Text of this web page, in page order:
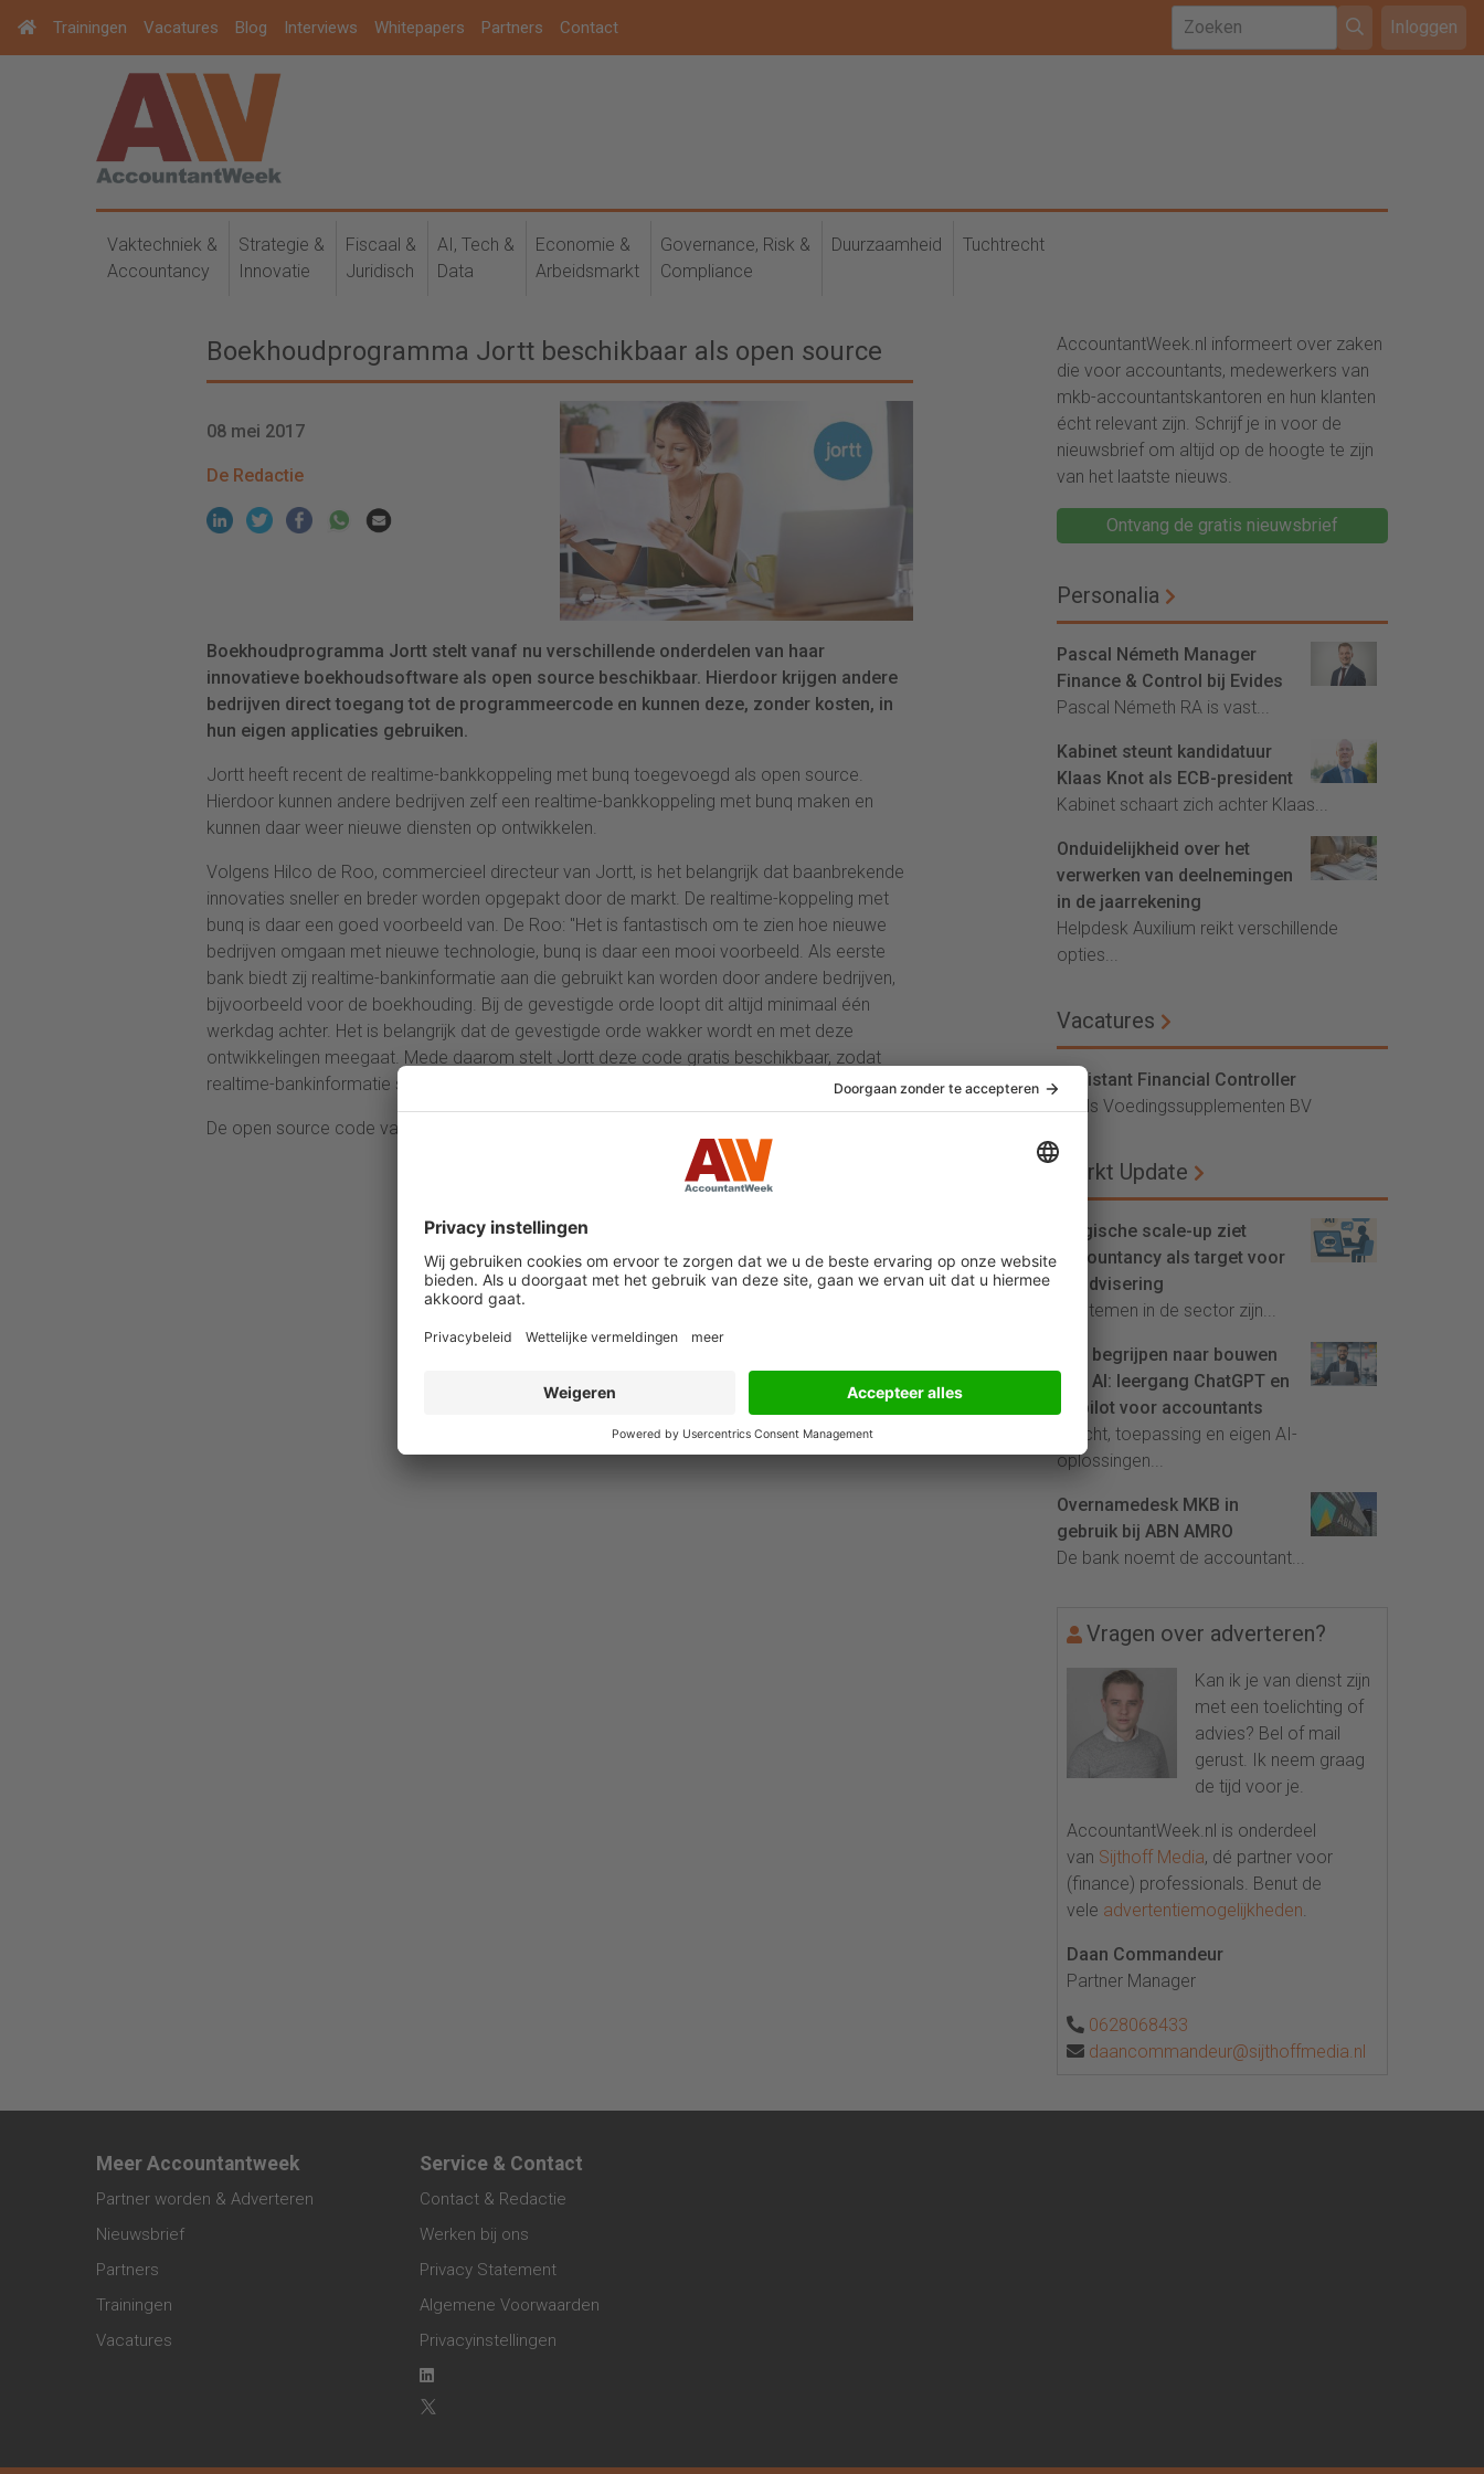
Trainingen Vacatures Blog Interviews Whitepapers Partners Contact Inloggen
Vaktechniek &
Accountancy
Strategie &
Innovatie
Fiscaal &
Juridisch
AI, Tech &
Data
Economie &
Arbeidsmarkt
Governance, Risk &
Compliance
Duurzaamheid Tuchtrecht
Boekhoudprogramma Jortt beschikbaar als open source
08 mei 2017
De Redactie
Boekhoudprogramma Jortt stelt vanaf nu verschillende onderdelen van haar
innovatieve boekhoudsoftware als open source beschikbaar. Hierdoor krijgen andere
bedrijven direct toegang tot de programmeercode en kunnen deze, zonder kosten, in
hun eigen applicaties gebruiken.
Jortt heeft recent de realtime-bankkoppeling met bunq toegevoegd als open source.
Hierdoor kunnen andere bedrijven zelf een realtime-bankkoppeling met bunq maken en
kunnen daar weer nieuwe diensten op ontwikkelen.
Volgens Hilco de Roo, commercieel directeur van Jortt, is het belangrijk dat baanbrekende
innovaties sneller en breder worden opgepakt door de markt. De realtime-koppeling met
bunq is daar een goed voorbeeld van. De Roo: "Het is fantastisch om te zien hoe nieuwe
bedrijven omgaan met nieuwe technologie, bunq is daar een mooi voorbeeld. Als eerste
bank biedt zij realtime-bankinformatie aan die gebruikt kan worden door andere bedrijven,
bijvoorbeeld voor de boekhouding. Bij de gevestigde orde loopt dit altijd minimaal één
werkdag achter. Het is belangrijk dat de gevestigde orde wakker wordt en met deze
ontwikkelingen meegaat. Mede daarom stelt Jortt deze code gratis beschikbaar, zodat
realtime-bankinformatie sneller de standaard wordt."
De open source code van Jortt is
AccountantWeek.nl informeert over zaken
die voor accountants, medewerkers van
mkb-accountantskantoren en hun klanten
écht relevant zijn. Schrijf je in voor de
nieuwsbrief om altijd op de hoogte te zijn
van het laatste nieuws.
Ontvang de gratis nieuwsbrief
Personalia
Pascal Németh Manager
Finance & Control bij Evides
Pascal Németh RA is vast...
Kabinet steunt kandidatuur
Klaas Knot als ECB-president
Kabinet schaart zich achter Klaas...
Onduidelijkheid over het
verwerken van deelnemingen
in de jaarrekening
Helpdesk Auxilium reikt verschillende
opties...
Vacatures
Assistant Financial Controller
Vitals Voedingssupplementen BV
Markt Update
Belgische scale-up ziet
accountancy als target voor
AI-advisering
'Systemen in de sector zijn...
Van begrijpen naar bouwen
met AI: leergang ChatGPT en
Copilot voor accountants
Inzicht, toepassing en eigen AI-
oplossingen...
Overnamedesk MKB in
gebruik bij ABN AMRO
De bank noemt de accountant...
Vragen over adverteren?
Kan ik je van dienst zijn
met een toelichting of
advies? Bel of mail
gerust. Ik neem graag
de tijd voor je.
AccountantWeek.nl is onderdeel
van Sijthoff Media, dé partner voor
(finance) professionals. Benut de
vele advertentiemogelijkheden.
Daan Commandeur
Partner Manager
0628068433
daancommandeur@sijthoffmedia.nl
Meer Accountantweek
Partner worden & Adverteren
Nieuwsbrief
Partners
Trainingen
Vacatures
Service & Contact
Contact & Redactie
Werken bij ons
Privacy Statement
Algemene Voorwaarden
Privacyinstellingen